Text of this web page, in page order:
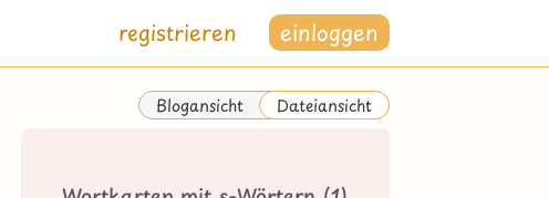
registrieren einloggen
Blogansicht Dateiansicht